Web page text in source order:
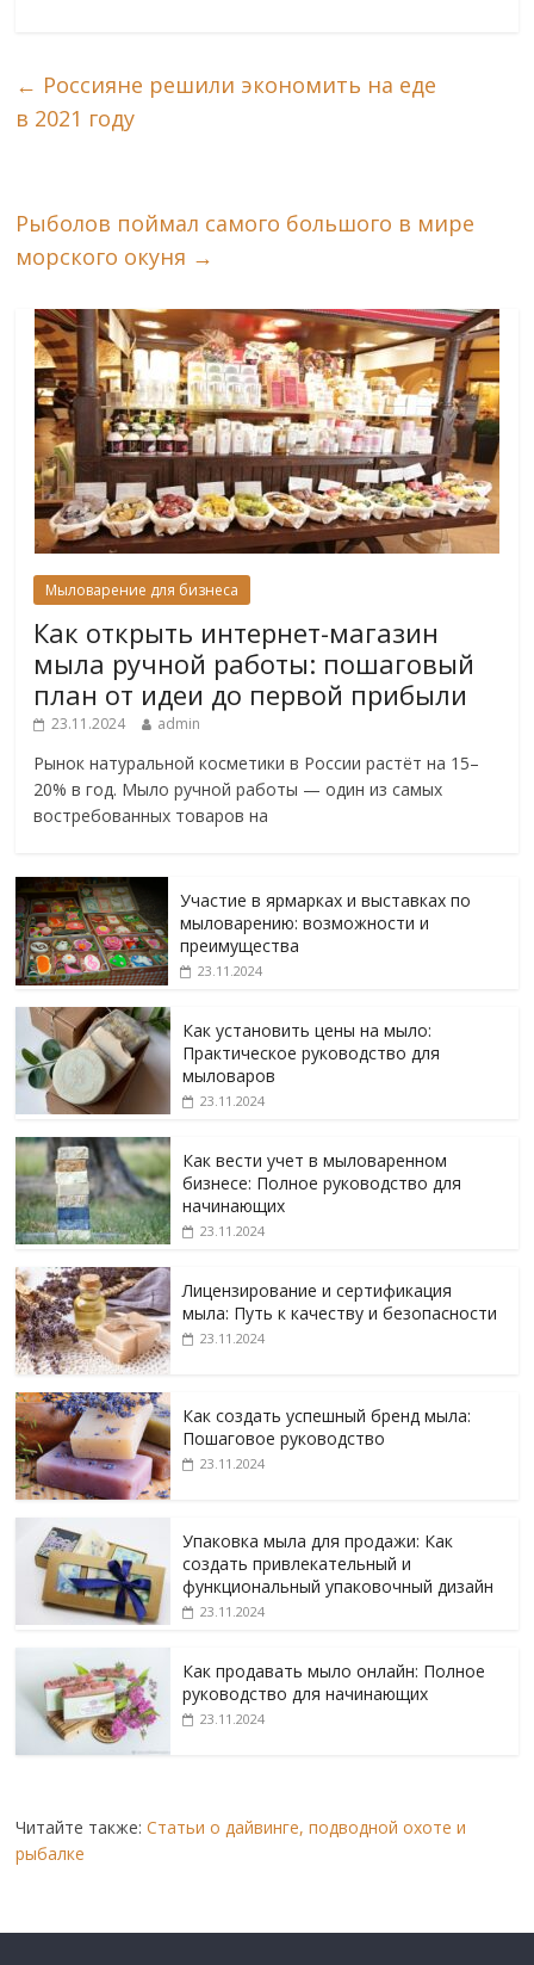
← Россияне решили экономить на еде
в 2021 году
Рыболов поймал самого большого в мире
морского окуня →
Мыловарение для бизнеса
Как открыть интернет-магазин
мыла ручной работы: пошаговый
план от идеи до первой прибыли
23.11.2024 admin
Рынок натуральной косметики в России растёт на 15–
20% в год. Мыло ручной работы — один из самых
востребованных товаров на
Участие в ярмарках и выставках по
мыловарению: возможности и
преимущества
23.11.2024
Как установить цены на мыло:
Практическое руководство для
мыловаров
23.11.2024
Как вести учет в мыловаренном
бизнесе: Полное руководство для
начинающих
23.11.2024
Лицензирование и сертификация
мыла: Путь к качеству и безопасности
23.11.2024
Как создать успешный бренд мыла:
Пошаговое руководство
23.11.2024
Упаковка мыла для продажи: Как
создать привлекательный и
функциональный упаковочный дизайн
23.11.2024
Как продавать мыло онлайн: Полное
руководство для начинающих
23.11.2024
Читайте также:Статьи о дайвинге, подводной охоте и
рыбалке